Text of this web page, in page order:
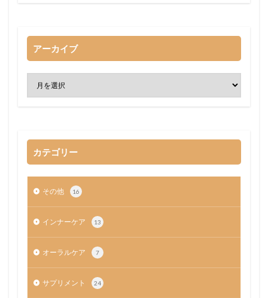
アーカイブ
カテゴリー
その他 16
インナーケア 13
オーラルケア 7
サプリメント 24